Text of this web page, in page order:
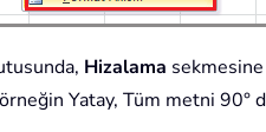
Hizalama sekmesine
Yatay, Tüm metni 90°